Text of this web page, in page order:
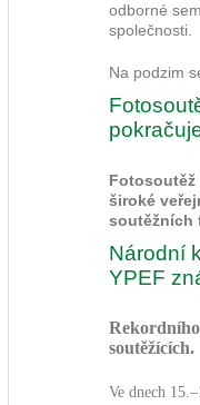
odborné
společnosti.
Na podzim
Fotosoutěž
široké
soutěžních
Národní
YPEF
soutěžících.
Ve dnech